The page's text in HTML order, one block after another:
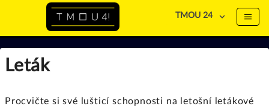
TMOU 24
Leták
Procvičte si své lušticí schopnosti na letošní letákové